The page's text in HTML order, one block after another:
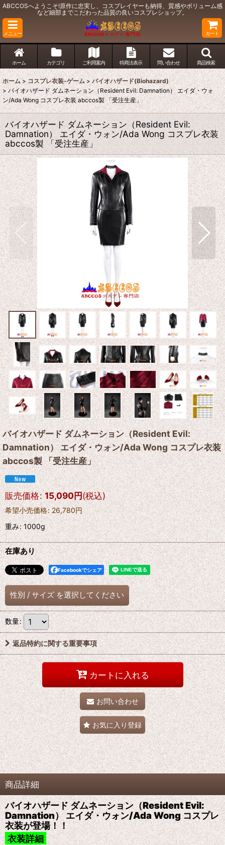
ABCCOSへようこそ!原作に忠実し、コスプレイヤーも納得、質感やボリューム感
など細部までこだわった品質の良いコスプレショップ。
メニュー カート
ホーム カテゴリ ご利用案内 特商法表示 問い合わせ 商品検索
ホーム > コスプレ衣装-ゲーム > バイオハザード(Biohazard)
> バイオハザード ダムネーション（Resident Evil: Damnation） エイダ・ウォ
ン/Ada Wong コスプレ衣装 abccos製 「受注生産」
バイオハザード ダムネーション（Resident Evil:
Damnation） エイダ・ウォン/Ada Wong コスプレ衣装
abccos製 「受注生産」
バイオハザード ダムネーション（Resident Evil:
Damnation） エイダ・ウォン/Ada Wong コスプレ衣装
abccos製 「受注生産」
販売価格: 15,090円(税込)
希望小売価格: 26,780円
重み:1000g
在庫あり
Facebookでシェア
性別 / サイズ を選択してください
数量:
返品特約に関する重要事項
カートに入れる
お問い合わせ
お気に入り登録
商品詳細
バイオハザード ダムネーション（Resident Evil:
Damnation） エイダ・ウォン/Ada Wong コスプレ
衣装が登場！！
衣装詳細